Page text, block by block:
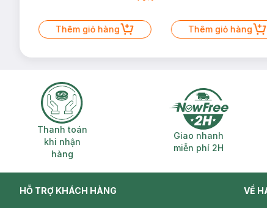
Thêm giỏ hàng Thêm giỏ hàng
Thanh toán khi nhận hàng
Thanh toán
khi nhận
hàng
Giao nhanh
Giao nhanh
miễn phí 2H
HỖ TRỢ KHÁCH HÀNG VỀ